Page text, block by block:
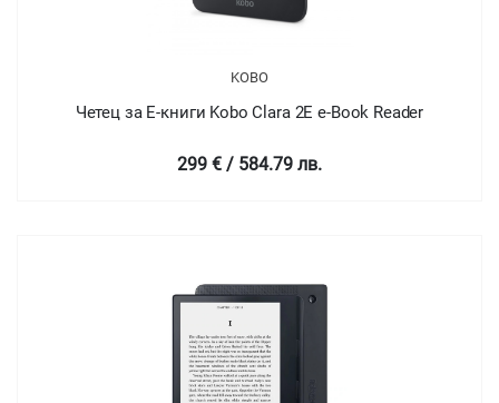
KOBO
Четец за Е-книги Kobo Clara 2E e-Book Reader
299 € / 584.79 лв.